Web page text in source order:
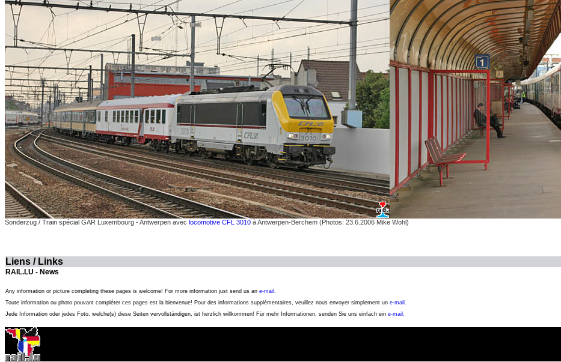
Sonderzug / Train spécial GAR Luxembourg - Antwerpen avec locomotive CFL 3010 à Antwerpen-Berchem (Photos: 23.6.2006 Mike Wohl)
Liens / Links
RAIL.LU - News
Any information or picture completing these pages is welcome! For more information just send us an e-mail.
Toute information ou photo pouvant compléter ces pages est la bienvenue! Pour des informations supplémentaires, veuillez nous envoyer simplement un e-mail.
Jede Information oder jedes Foto, welche(s) diese Seiten vervollständigen, ist herzlich willkommen! Für mehr Informationen, senden Sie uns einfach ein e-mail.